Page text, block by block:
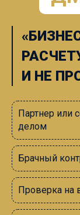
И НЕ
Партнер или
делом
Брачный
Проверка на